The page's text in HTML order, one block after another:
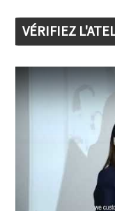
VÉRIFIEZ